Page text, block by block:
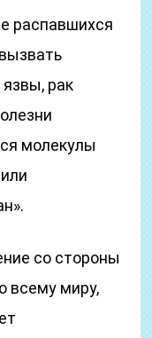
распавшихся
рак
молекулы
со стороны
всему миру,